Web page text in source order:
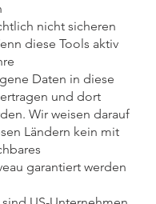
nicht sicheren
diese Tools aktiv
Daten in diese
und dort
Wir weisen darauf
Ländern kein mit
garantiert werden